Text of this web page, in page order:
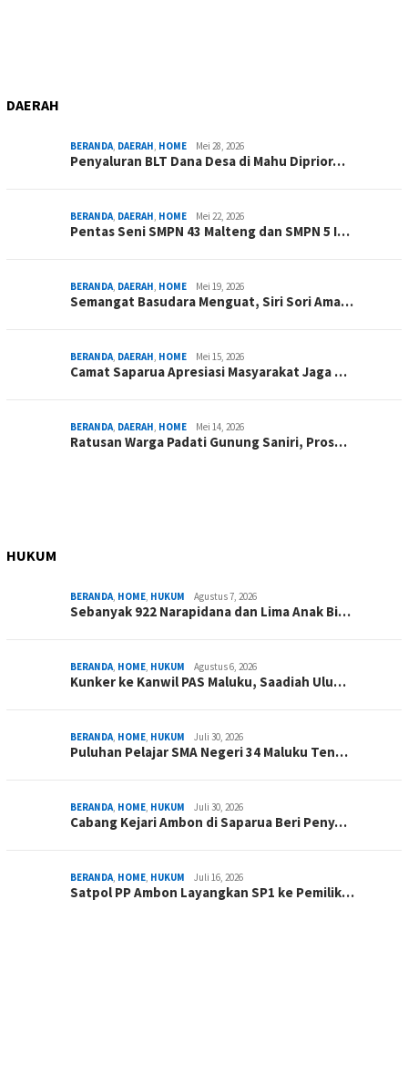
DAERAH
BERANDA, DAERAH, HOME Mei 28, 2026
Penyaluran BLT Dana Desa di Mahu Diprior…
BERANDA, DAERAH, HOME Mei 22, 2026
Pentas Seni SMPN 43 Malteng dan SMPN 5 I…
BERANDA, DAERAH, HOME Mei 19, 2026
Semangat Basudara Menguat, Siri Sori Ama…
BERANDA, DAERAH, HOME Mei 15, 2026
Camat Saparua Apresiasi Masyarakat Jaga …
BERANDA, DAERAH, HOME Mei 14, 2026
Ratusan Warga Padati Gunung Saniri, Pros…
HUKUM
BERANDA, HOME, HUKUM Agustus 7, 2026
Sebanyak 922 Narapidana dan Lima Anak Bi…
BERANDA, HOME, HUKUM Agustus 6, 2026
Kunker ke Kanwil PAS Maluku, Saadiah Ulu…
BERANDA, HOME, HUKUM Juli 30, 2026
Puluhan Pelajar SMA Negeri 34 Maluku Ten…
BERANDA, HOME, HUKUM Juli 30, 2026
Cabang Kejari Ambon di Saparua Beri Peny…
BERANDA, HOME, HUKUM Juli 16, 2026
Satpol PP Ambon Layangkan SP1 ke Pemilik…